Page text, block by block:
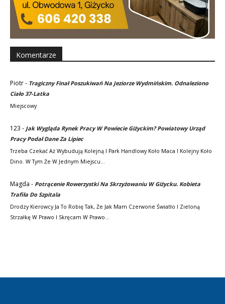
Komentarze
Piotr- Tragiczny Finał Poszukiwań Na Jeziorze Wydmińskim. Odnaleziono
Ciało 37-Latka
Miejscowy
123 - Jak Wygląda Rynek Pracy W Powiecie Giżyckim? Powiatowy Urząd
Pracy Podał Dane Za Lipiec
Trzeba Czekać Aż Wybudują Kolejną I Park Handlowy Koło Maca I Kolejny Koło
Dino. W Tym Że W Jednym Miejscu…
Magda - Potrącenie Rowerzystki Na Skrzyżowaniu W Giżycku. Kobieta
Trafiła Do Szpitala
Drodzy Kierowcy Ja To Robię Tak, Że Jak Mam Czerwone Światło I Zieloną
Strzałkę W Prawo I Skręcam W Prawo…